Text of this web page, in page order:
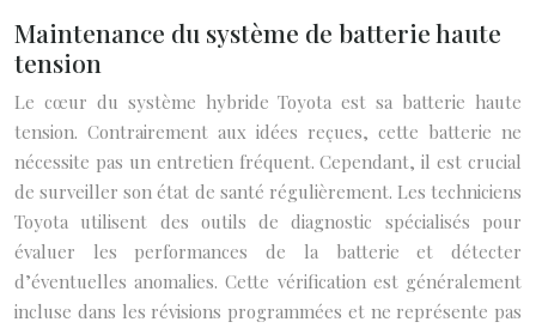
Maintenance du système de batterie haute
tension
Le cœur du système hybride Toyota est sa batterie haute
tension. Contrairement aux idées reçues, cette batterie ne
nécessite pas un entretien fréquent. Cependant, il est crucial
de surveiller son état de santé régulièrement. Les techniciens
Toyota utilisent des outils de diagnostic spécialisés pour
évaluer les performances de la batterie et détecter
d’éventuelles anomalies. Cette vérification est généralement
incluse dans les révisions programmées et ne représente pas